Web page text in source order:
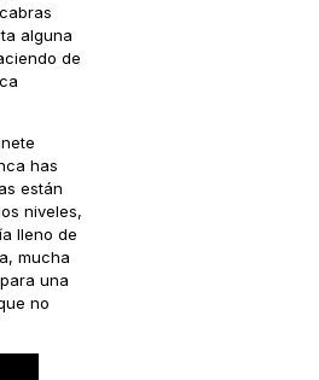
alguna
de
has
están
niveles,
lleno de
mucha
una
no